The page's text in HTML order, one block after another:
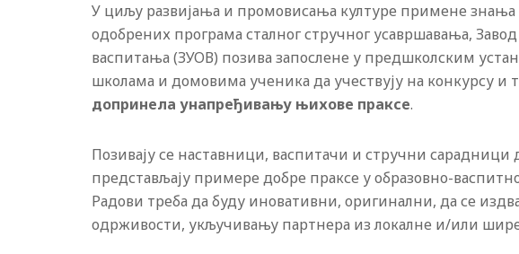
У циљу развијања и промовисања културе примене знања
одобрених програма сталног стручног усавршавања,
васпитања (ЗУОВ) позива запослене у предшколским
школама и домовима ученика да учествују на конкурсу и
допринела унапређивању њихове праксе.
Позивају се наставници, васпитачи и стручни сарадници
представљају примере добре праксе у образовно-
Радови треба да буду иновативни, оригинални, да се
одрживости, укључивању партнера из локалне и/или